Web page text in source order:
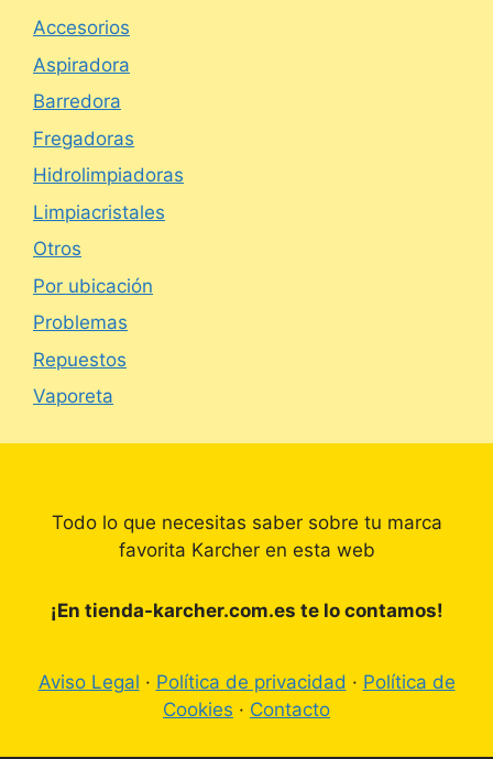
Accesorios
Aspiradora
Barredora
Fregadoras
Hidrolimpiadoras
Limpiacristales
Otros
Por ubicación
Problemas
Repuestos
Vaporeta
Todo lo que necesitas saber sobre tu marca
favorita Karcher en esta web
¡En tienda-karcher.com.es te lo contamos!
Aviso Legal · Política de privacidad · Política de
Cookies · Contacto